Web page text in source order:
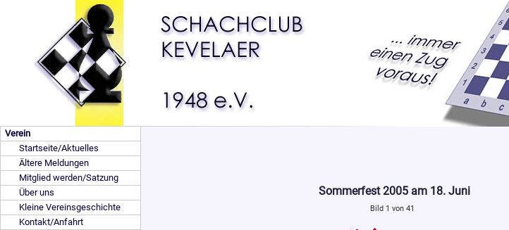
Verein
Startseite/Aktuelles
Ältere Meldungen
Mitglied werden/Satzung
Über uns
Kleine Vereinsgeschichte
Kontakt/Anfahrt
Sommerfest 2005 am 18. Juni
Bild 1 von 41